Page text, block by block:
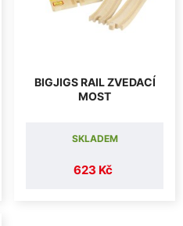
BIGJIGS RAIL ZVEDACÍ
MOST
623 Kč
SKLADEM